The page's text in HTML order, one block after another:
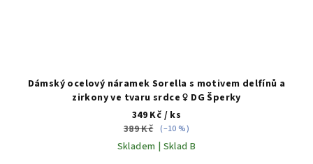
Dámský ocelový náramek Sorella s motivem delfínů a
zirkony ve tvaru srdce ♀️ DG Šperky
349 Kč / ks
389 Kč (–10 %)
Skladem | Sklad B